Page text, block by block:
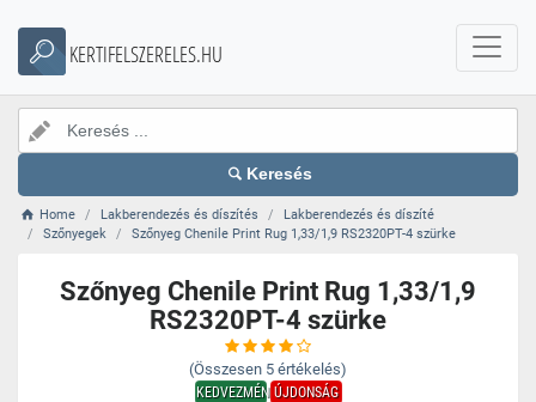
KERTIFELSZERELES.HU
Keresés
Home Lakberendezés és díszítés
Lakberendezés és díszíté
Szőnyegek
Szőnyeg Chenile Print Rug 1,33/1,9 RS2320PT-4 szürke
Szőnyeg Chenile Print Rug 1,33/1,9
RS2320PT-4 szürke
(Összesen 5 értékelés)
KEDVEZMÉNYÚJDONSÁG